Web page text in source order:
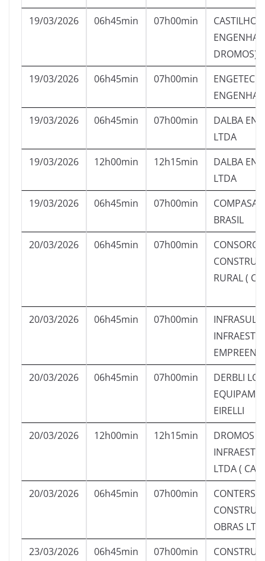
19/03/2026
06h45min 07h00min
CASTILHO
DROMOS)
19/03/2026
06h45min 07h00min
19/03/2026
06h45min 07h00min
DALBA
LTDA
19/03/2026
12h00min 12h15min
DALBA
LTDA
19/03/2026
06h45min 07h00min
COMPASA
BRASIL
20/03/2026
06h45min 07h00min
RURAL (
20/03/2026 06h45min 07h00min
INFRASUL –
20/03/2026
06h45min 07h00min
DERBLI
EIRELLI
20/03/2026
12h00min 12h15min
DROMOS
LTDA (
20/03/2026
06h45min 07h00min
OBRAS
23/03/2026
06h45min 07h00min